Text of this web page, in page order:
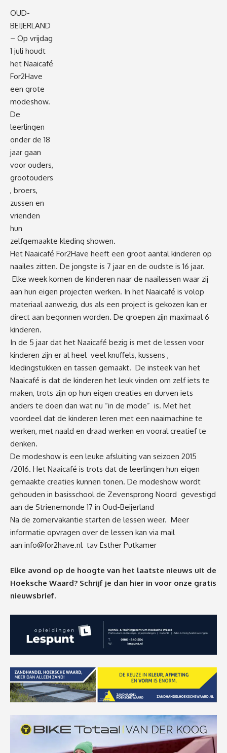
OUD-
BEIJERLAND
– Op vrijdag
1 juli houdt
het Naaicafé
For2Have
een grote
modeshow.
De
leerlingen
onder de 18
jaar gaan
voor ouders,
grootouders
, broers,
zussen en
vrienden
hun
zelfgemaakte kleding showen.
Het Naaicafé For2Have heeft een groot aantal kinderen op
naailes zitten. De jongste is 7 jaar en de oudste is 16 jaar.
Elke week komen de kinderen naar de naailessen waar zij
aan hun eigen projecten werken. In het Naaicafé is volop
materiaal aanwezig, dus als een project is gekozen kan er
direct aan begonnen worden. De groepen zijn maximaal 6
kinderen.
In de 5 jaar dat het Naaicafé bezig is met de lessen voor
kinderen zijn er al heel veel knuffels, kussens ,
kledingstukken en tassen gemaakt. De insteek van het
Naaicafé is dat de kinderen het leuk vinden om zelf iets te
maken, trots zijn op hun eigen creaties en durven iets
anders te doen dan wat nu “in de mode” is. Met het
voordeel dat de kinderen leren met een naaimachine te
werken, met naald en draad werken en vooral creatief te
denken.
De modeshow is een leuke afsluiting van seizoen 2015
/2016. Het Naaicafé is trots dat de leerlingen hun eigen
gemaakte creaties kunnen tonen. De modeshow wordt
gehouden in basisschool de Zevensprong Noord gevestigd
aan de Strienemonde 17 in Oud-Beijerland
Na de zomervakantie starten de lessen weer. Meer
informatie opvragen over de lessen kan via mail
aan info@for2have.nl tav Esther Putkamer
Elke avond op de hoogte van het laatste nieuws uit de
Hoeksche Waard? Schrijf je dan hier in voor onze gratis
nieuwsbrief.